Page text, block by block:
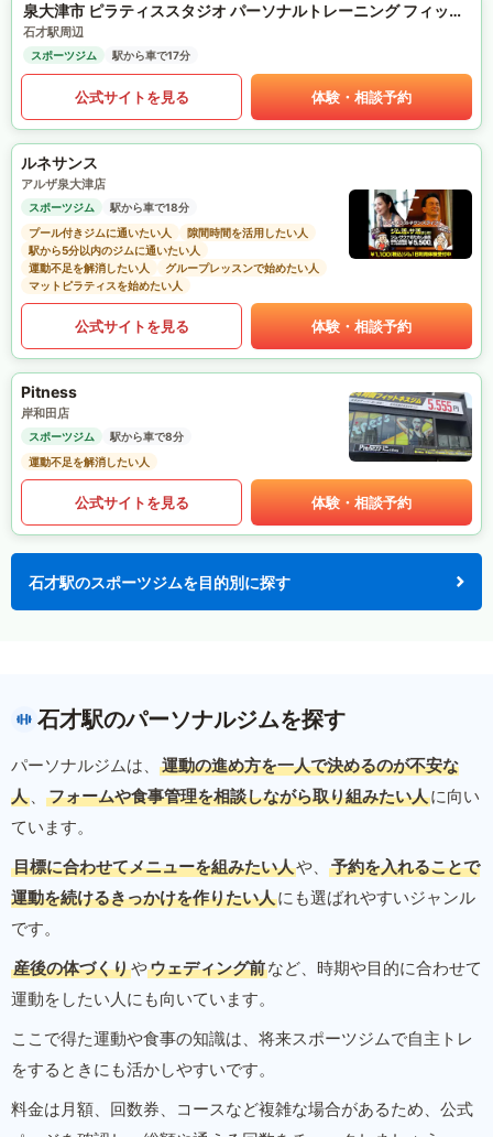
泉大津市 ピラティススタジオ パーソナルトレーニング フィットネスサロンre-fulfill.
石才駅周辺
スポーツジム 駅から車で17分
公式サイトを見る 体験・相談予約
ルネサンス
アルザ泉大津店
スポーツジム
駅から車で18分
プール付きジムに通いたい人
隙間時間を活用したい人
駅から5分以内のジムに通いたい人
運動不足を解消したい人
グループレッスンで始めたい人
マットピラティスを始めたい人
公式サイトを見る 体験・相談予約
Pitness
岸和田店
スポーツジム
駅から車で8分
運動不足を解消したい人
公式サイトを見る 体験・相談予約
石才駅のスポーツジムを目的別に探す
石才駅のパーソナルジムを探す
パーソナルジムは、
運動の進め方を一人で決めるのが不安な
人 、 フォームや食事管理を相談しながら取り組みたい人に向い
ています。
目標に合わせてメニューを組みたい人や、
予約を入れることで
運動を続けるきっかけを作りたい人にも選ばれやすいジャンル
です。
産後の体づくりやウェディング前など、時期や目的に合わせて
運動をしたい人にも向いています。
ここで得た運動や食事の知識は、将来スポーツジムで自主トレ
をするときにも活かしやすいです。
料金は月額、回数券、コースなど複雑な場合があるため、公式